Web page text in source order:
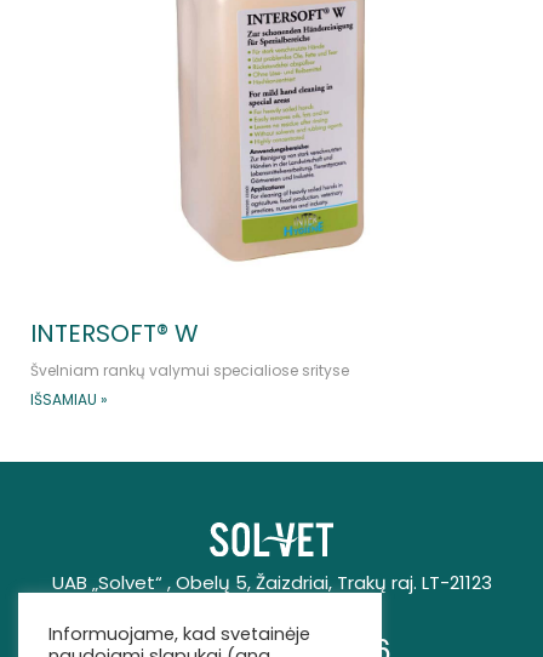
INTERSOFT® W
Švelniam rankų valymui specialiose srityse
IŠSAMIAU »
UAB „Solvet“ , Obelų 5, Žaizdriai, Trakų raj. LT-21123
Informuojame, kad svetainėje